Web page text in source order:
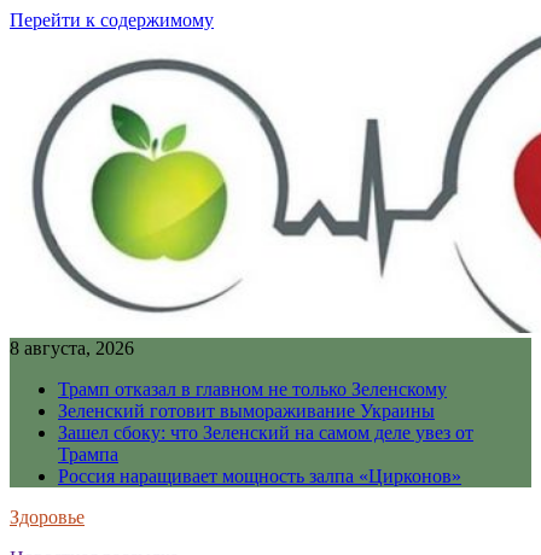
Перейти к содержимому
8 августа, 2026
Трамп отказал в главном не только Зеленскому
Зеленский готовит вымораживание Украины
Зашел сбоку: что Зеленский на самом деле увез от
Трампа
Россия наращивает мощность залпа «Цирконов»
Здоровье